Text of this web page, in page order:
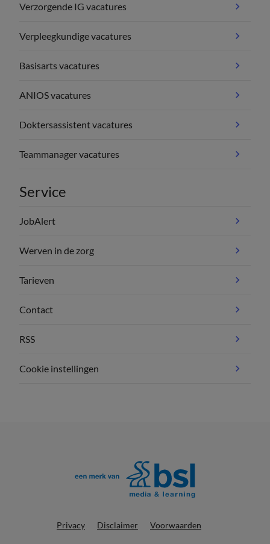
Verzorgende IG vacatures
Verpleegkundige vacatures
Basisarts vacatures
ANIOS vacatures
Doktersassistent vacatures
Teammanager vacatures
Service
JobAlert
Werven in de zorg
Tarieven
Contact
RSS
Cookie instellingen
Privacy Disclaimer Voorwaarden